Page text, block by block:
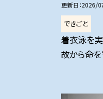
更新日 2026/
できごと
着衣泳を
故から命を